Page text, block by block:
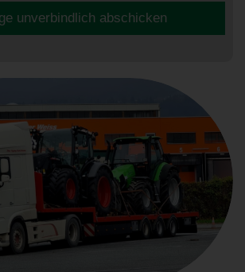
unverbindlich abschicken